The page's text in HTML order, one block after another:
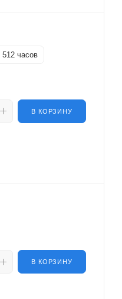
512 часов
В КОРЗИНУ
В КОРЗИНУ